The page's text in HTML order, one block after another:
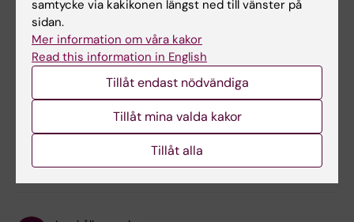
Cell- och molekylärbiologi
Immunologi inom det medicinska området
Medicinsk genetik och genomik
Forskningsämnen:
Adaptiv immunitet
Immundominanta epitoper
T-cellspecificitet
samtycke via kakikonen längst ned till vänster på
sidan.
Mer information om våra kakor
Read this information in English
Tillåt endast nödvändiga
Tillåt mina valda kakor
Tillåt alla